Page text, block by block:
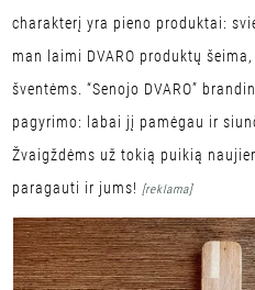
charakterį yra pieno produktai:
man laimi DVARO produktų
šventėms. “Senojo DVARO”
pagyrimo: labai jį pamėgau ir
Žvaigždėms už tokią puikią
paragauti ir jums! [reklama]